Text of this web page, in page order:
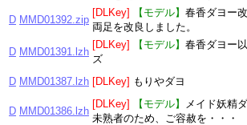
D MMD01392.zip
[DLKey] 【モデル】 春香ダヨー
両足を改良しました。
D MMD01391.lzh
[DLKey] 【モデル】 春香ダヨー
ズ
D MMD01387.lzh [DLKey] もりやダヨ
D MMD01386.lzh
[DLKey] 【モデル】
メイド妖精
未熟者のため、ご容赦を・・・